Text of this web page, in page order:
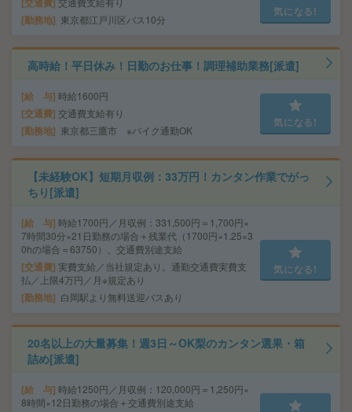
勤務地 東京都江戸川区バス10分
気になる!
高時給！平日休み！日勤のお仕事！調理補助業務[派遣]
給 与 時給1600円
交通費 交通費支給有り
勤務地 東京都三鷹市 ※バイク通勤OK
気になる!
【未経験OK】短期月収例：33万円！カンタン作業でがっ
ちり[派遣]
給 与 時給1700円／月収例：331,500円＝1,700円×
7時間30分×21日勤務の場合＋残業代（1700円×1.25×3
0hの場合＝63750）、交通費別途支給
交通費 実費支給／当社規定あり。通勤交通費実費支
払／上限4万円／月※規定あり
勤務地 白岡駅より無料送迎バスあり
気になる!
20名以上の大量募集！週3日～OK梨のカンタン選果・箱
詰め[派遣]
給 与 時給1250円／月収例：120,000円＝1,250円×
8時間×12日勤務の場合＋交通費別途支給